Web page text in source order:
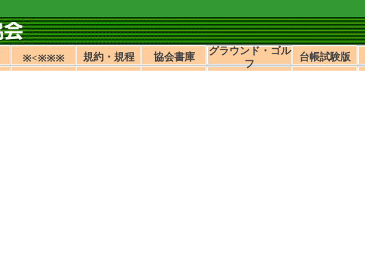
※<※※※ 規約・規程 協会書庫
グラウンド・ゴル
フ
台帳試験版